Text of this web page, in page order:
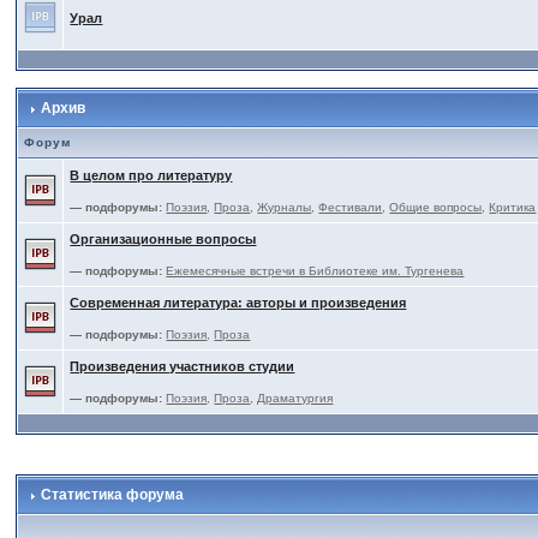
Урал
Архив
Форум
В целом про литературу
— подфорумы: Поэзия ,Проза ,Журналы ,Фестивали ,Общие вопросы ,Критика
Организационные вопросы
— подфорумы: Ежемесячные встречи в Библиотеке им. Тургенева
Современная литература: авторы и произведения
— подфорумы: Поэзия ,Проза
Произведения участников студии
— подфорумы: Поэзия ,Проза Драматургия
Статистика форума